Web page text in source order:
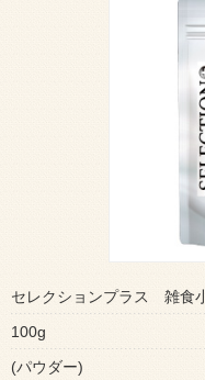
セレクションプラス 雑食
100g
(パウダー)